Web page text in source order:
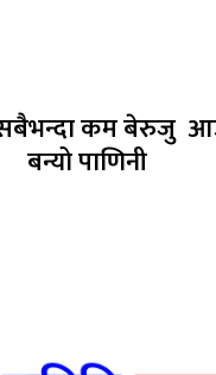
सबैभन्दा कम बेरुजु
बन्यो पाणिनी